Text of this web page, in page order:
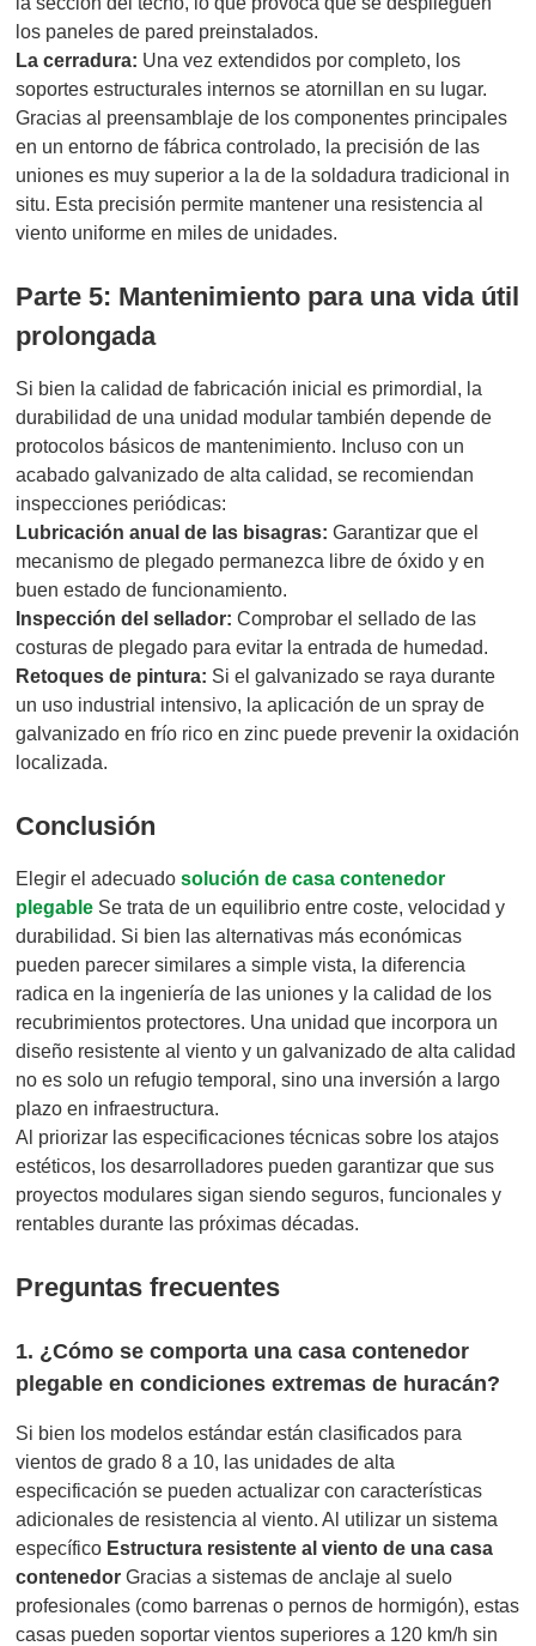
los paneles de pared preinstalados.
La cerradura: Una vez extendidos por completo, los
soportes estructurales internos se atornillan en su lugar.
Gracias al preensamblaje de los componentes principales
en un entorno de fábrica controlado, la precisión de las
uniones es muy superior a la de la soldadura tradicional in
situ. Esta precisión permite mantener una resistencia al
viento uniforme en miles de unidades.
Parte 5: Mantenimiento para una vida útil
prolongada
Si bien la calidad de fabricación inicial es primordial, la
durabilidad de una unidad modular también depende de
protocolos básicos de mantenimiento. Incluso con un
acabado galvanizado de alta calidad, se recomiendan
inspecciones periódicas:
Lubricación anual de las bisagras: Garantizar que el
mecanismo de plegado permanezca libre de óxido y en
buen estado de funcionamiento.
Inspección del sellador: Comprobar el sellado de las
costuras de plegado para evitar la entrada de humedad.
Retoques de pintura: Si el galvanizado se raya durante
un uso industrial intensivo, la aplicación de un spray de
galvanizado en frío rico en zinc puede prevenir la oxidación
localizada.
Conclusión
Elegir el adecuadosolución de casa contenedor
plegable Se trata de un equilibrio entre coste, velocidad y
durabilidad. Si bien las alternativas más económicas
pueden parecer similares a simple vista, la diferencia
radica en la ingeniería de las uniones y la calidad de los
recubrimientos protectores. Una unidad que incorpora un
diseño resistente al viento y un galvanizado de alta calidad
no es solo un refugio temporal, sino una inversión a largo
plazo en infraestructura.
Al priorizar las especificaciones técnicas sobre los atajos
estéticos, los desarrolladores pueden garantizar que sus
proyectos modulares sigan siendo seguros, funcionales y
rentables durante las próximas décadas.
Preguntas frecuentes
1. ¿Cómo se comporta una casa contenedor
plegable en condiciones extremas de huracán?
Si bien los modelos estándar están clasificados para
vientos de grado 8 a 10, las unidades de alta
especificación se pueden actualizar con características
adicionales de resistencia al viento. Al utilizar un sistema
específico Estructura resistente al viento de una casa
contenedor Gracias a sistemas de anclaje al suelo
profesionales (como barrenas o pernos de hormigón), estas
casas pueden soportar vientos superiores a 120 km/h sin